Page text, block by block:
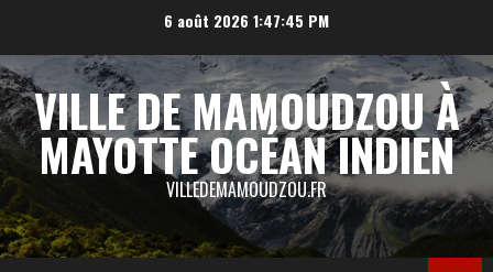
contenu
6 août 2026 1:47:45 PM
VILLE DE MAMOUDZOU À
MAYOTTE OCÉAN INDIEN
VILLEDEMAMOUDZOU.FR